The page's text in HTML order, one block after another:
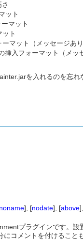
ット
マット
ト
マット（メッセージあり
入フォーマット（メッ
を入れるのを忘
noname], [nodate], [above
プラグインです。
コメントを付けること